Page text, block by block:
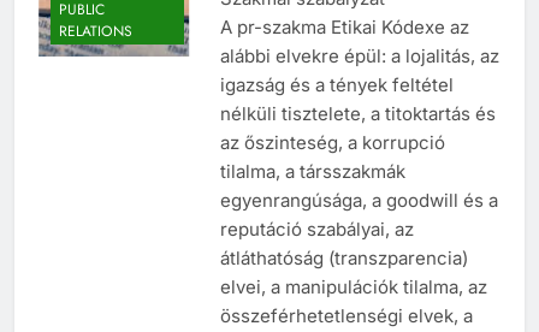
PUBLIC
RELATIONS
A pr-szakma Etikai Kódexe az
alábbi elvekre épül: a lojalitás, az
igazság és a tények feltétel
nélküli tisztelete, a titoktartás és
az őszinteség, a korrupció
tilalma, a társszakmák
egyenrangúsága, a goodwill és a
reputáció szabályai, az
átláthatóság (transzparencia)
elvei, a manipulációk tilalma, az
összeférhetetlenségi elvek, a